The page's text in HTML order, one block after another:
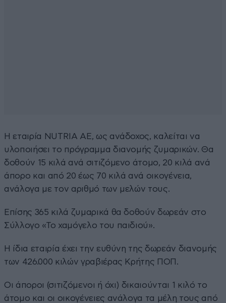
Η εταιρία NUTRIA AE, ως ανάδοχος, καλείται να
υλοποιήσει το πρόγραμμα διανομής ζυμαρικών. Θα
δοθούν 15 κιλά ανά σιτιζόμενο άτομο, 20 κιλά ανά
άπορο και από 20 έως 70 κιλά ανά οικογένεια,
ανάλογα με τον αριθμό των μελών τους.
Επίσης 365 κιλά ζυμαρικά θα δοθούν δωρεάν στο
Σύλλογο «Το χαμόγελο του παιδιού».
Η ίδια εταιρία έχει την ευθύνη της δωρεάν διανομής
των 426.000 κιλών γραβιέρας Κρήτης ΠΟΠ.
Οι άποροι (σιτιζόμενοι ή όχι) δικαιούνται 1 κιλό το
άτομο και οι οικογένειες ανάλογα τα μέλη τους από